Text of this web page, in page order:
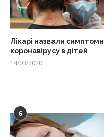
Лікарі назвали симптоми
коронавірусу в дітей
14/03/2020
6